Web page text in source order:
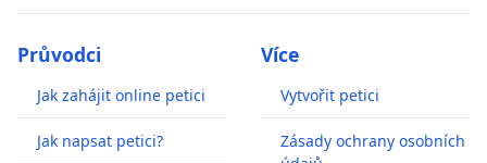
Průvodci
Jak zahájit online petici
Jak napsat petici?
Více
Vytvořit petici
Zásady ochrany osobních